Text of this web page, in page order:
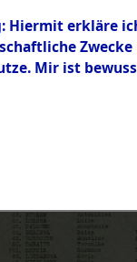
Hiermit erkläre
Mir ist